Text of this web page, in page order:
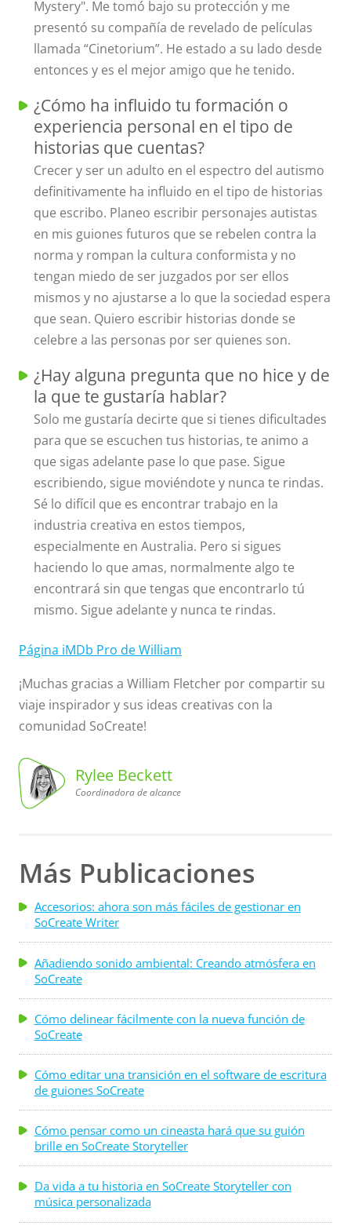
Mystery". Me tomó bajo su protección y me
presentó su compañía de revelado de películas
llamada “Cinetorium”. He estado a su lado desde
entonces y es el mejor amigo que he tenido.
¿Cómo ha influido tu formación o
experiencia personal en el tipo de
historias que cuentas?
Crecer y ser un adulto en el espectro del autismo
definitivamente ha influido en el tipo de historias
que escribo. Planeo escribir personajes autistas
en mis guiones futuros que se rebelen contra la
norma y rompan la cultura conformista y no
tengan miedo de ser juzgados por ser ellos
mismos y no ajustarse a lo que la sociedad espera
que sean. Quiero escribir historias donde se
celebre a las personas por ser quienes son.
¿Hay alguna pregunta que no hice y de
la que te gustaría hablar?
Solo me gustaría decirte que si tienes dificultades
para que se escuchen tus historias, te animo a
que sigas adelante pase lo que pase. Sigue
escribiendo, sigue moviéndote y nunca te rindas.
Sé lo difícil que es encontrar trabajo en la
industria creativa en estos tiempos,
especialmente en Australia. Pero si sigues
haciendo lo que amas, normalmente algo te
encontrará sin que tengas que encontrarlo tú
mismo. Sigue adelante y nunca te rindas.
Página iMDb Pro de William
¡Muchas gracias a William Fletcher por compartir su
viaje inspirador y sus ideas creativas con la
comunidad SoCreate!
Rylee
Beckett,
Coordinadora
de alcance
Rylee Beckett
Coordinadora de alcance
Más Publicaciones
Accesorios: ahora son más fáciles de gestionar en
SoCreate Writer
Añadiendo sonido ambiental: Creando atmósfera en
SoCreate
Cómo delinear fácilmente con la nueva función de
SoCreate
Cómo editar una transición en el software de escritura
de guiones SoCreate
Cómo pensar como un cineasta hará que su guión
brille en SoCreate Storyteller
Da vida a tu historia en SoCreate Storyteller con
música personalizada